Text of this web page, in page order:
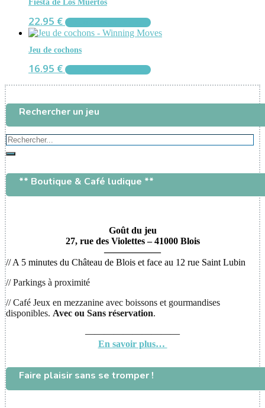
Fiesta de Los Muertos
22.95 €
Jeu de cochons
16.95 €
Rechercher un jeu
Rechercher...
Rechercher
** Boutique & Café ludique **
Goût du jeu
27, rue des Violettes – 41000 Blois
——————
// A 5 minutes du Château de Blois et face au 12 rue Saint Lubin
// Parkings à proximité
// Café Jeux en mezzanine avec boissons et gourmandises
disponibles. Avec ou Sans réservation.
——————————
En savoir plus…
Faire plaisir sans se tromper !